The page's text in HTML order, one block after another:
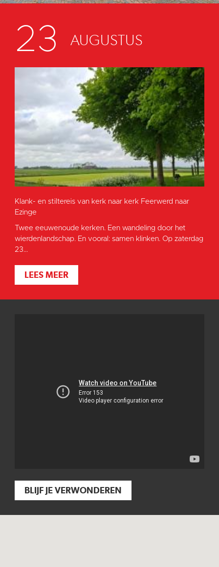
23 AUGUSTUS
Klank- en stiltereis van kerk naar kerk Feerwerd naar
Ezinge
Twee eeuwenoude kerken. Een wandeling door het
wierdenlandschap. En vooral: samen klinken. Op zaterdag
23...
LEES MEER
BLIJF JE VERWONDEREN